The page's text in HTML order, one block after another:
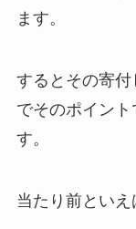
ます。
するとその寄
でそのポイン
す。
当たり前といえ